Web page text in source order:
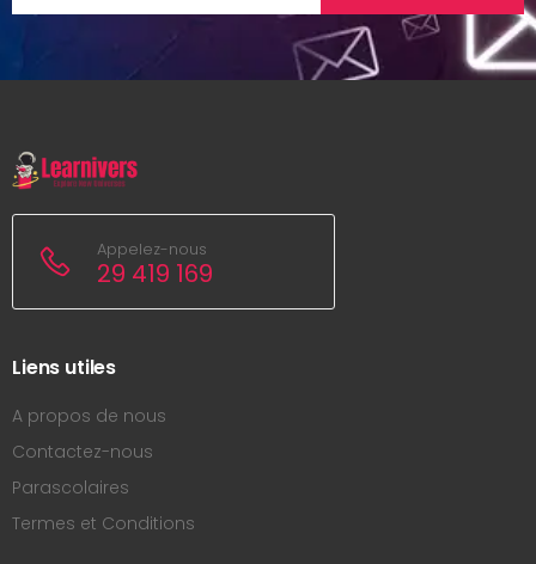
Appelez-nous
29 419 169
Liens utiles
A propos de nous
Contactez-nous
Parascolaires
Termes et Conditions